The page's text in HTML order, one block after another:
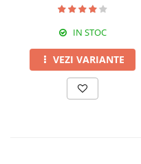
IN STOC
VEZI VARIANTE